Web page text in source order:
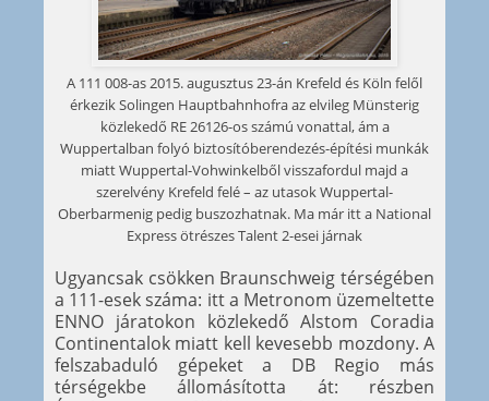
A 111 008-as 2015. augusztus 23-án Krefeld és Köln felől
érkezik Solingen Hauptbahnhofra az elvileg Münsterig
közlekedő RE 26126-os számú vonattal, ám a
Wuppertalban folyó biztosítóberendezés-építési munkák
miatt Wuppertal-Vohwinkelből visszafordul majd a
szerelvény Krefeld felé – az utasok Wuppertal-
Oberbarmenig pedig buszozhatnak. Ma már itt a National
Express ötrészes Talent 2-esei járnak
Ugyancsak csökken Braunschweig térségében
a 111-esek száma: itt a Metronom üzemeltette
ENNO járatokon közlekedő Alstom Coradia
Continentalok miatt kell kevesebb mozdony. A
felszabaduló gépeket a DB Regio más
térségekbe állomásította át: részben